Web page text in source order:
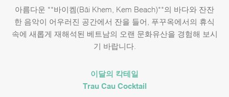
아름다운 **바이켐(Bãi Khem, Kem Beach)**의 바다와 잔잔
한 음악이 어우러진 공간에서 잔을 들어, 푸꾸옥에서의 휴식
속에 새롭게 재해석된 베트남의 오랜 문화유산을 경험해 보시
기 바랍니다.
이달의 칵테일
Trau Cau Cocktail